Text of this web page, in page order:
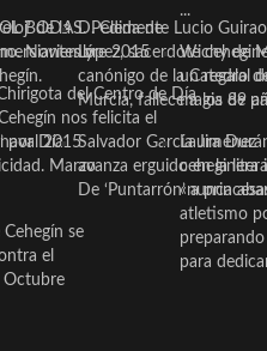
de la
y
por Día
Marzo
se
el
Octubre
BODAS. Pedida de
Noviembre 2015
del Centro de Día
nos felicita el
2015
D. Clemente Lucio Guirao
López, sacerdote
canónigo de la Catedral
Murcia, fallece a los 89
Salvador García Jiménez
avanza erguido en la
De ‘Puntarrón’ a
...
Wichy de
un regalo
magia de
Laura
ceheginera
«nunca
atletismo
para